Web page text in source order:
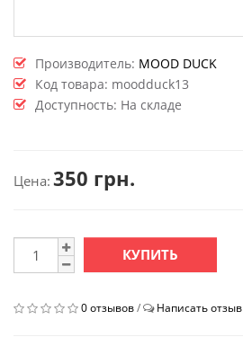
Производитель: MOOD DUCK
Код товара: moodduck13
Доступность: На складе
Цена: 350 грн.
КУПИТЬ
0 отзывов/ Написать отзыв